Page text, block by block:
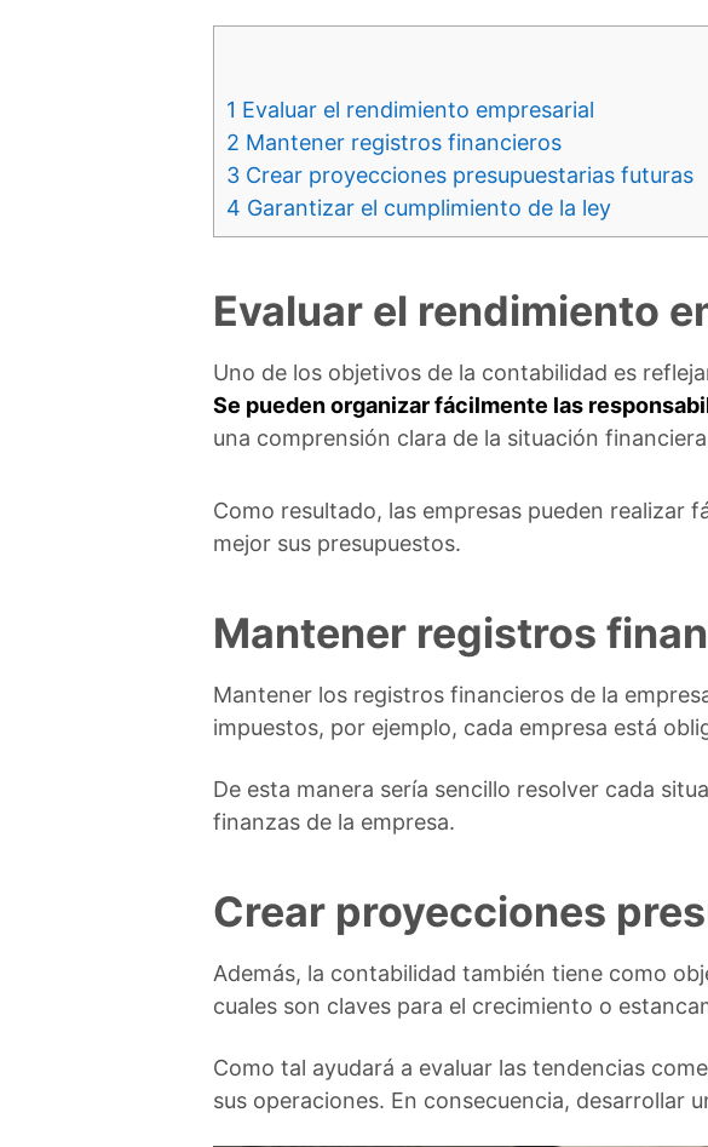
1 Evaluar el rendimiento empresarial
2 Mantener registros financieros
3 Crear proyecciones presupuestarias futuras
4 Garantizar el cumplimiento de la ley
Evaluar el rendimiento
Uno de los objetivos de la contabilidad es
Se pueden organizar fácilmente las
una comprensión clara de la situación
Como resultado, las empresas pueden realizar
mejor sus presupuestos.
Mantener registros
Mantener los registros financieros de la
impuestos, por ejemplo, cada empresa está
De esta manera sería sencillo resolver cada
finanzas de la empresa.
Crear proyecciones
Además, la contabilidad también tiene como
cuales son claves para el crecimiento o
Como tal ayudará a evaluar las tendencias
sus operaciones. En consecuencia, desarrollar